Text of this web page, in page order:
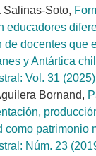
Salinas-Soto,
educadores
de docentes que
y Antártica
Vol. 31 (2025)
Bornand,
como patrimonio
Núm. 23